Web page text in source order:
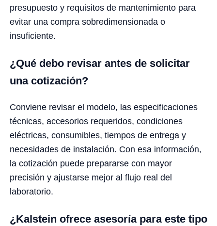
presupuesto y requisitos de mantenimiento para
evitar una compra sobredimensionada o
insuficiente.
¿Qué debo revisar antes de solicitar
una cotización?
Conviene revisar el modelo, las especificaciones
técnicas, accesorios requeridos, condiciones
eléctricas, consumibles, tiempos de entrega y
necesidades de instalación. Con esa información,
la cotización puede prepararse con mayor
precisión y ajustarse mejor al flujo real del
laboratorio.
¿Kalstein ofrece asesoría para este tipo